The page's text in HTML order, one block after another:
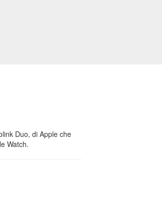
Duo, di Apple che
Watch.